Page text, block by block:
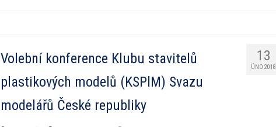
13
ÚNO 2018
Volební konference Klubu stavitelů
plastikových modelů (KSPlM) Svazu
modelářů České republiky